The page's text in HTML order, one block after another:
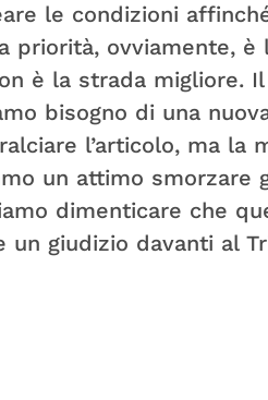
le condizioni
ovviamente, è
è la strada migliore.
bisogno di una
l’articolo, ma la
un attimo smorzare
dimenticare che
un giudizio davanti al